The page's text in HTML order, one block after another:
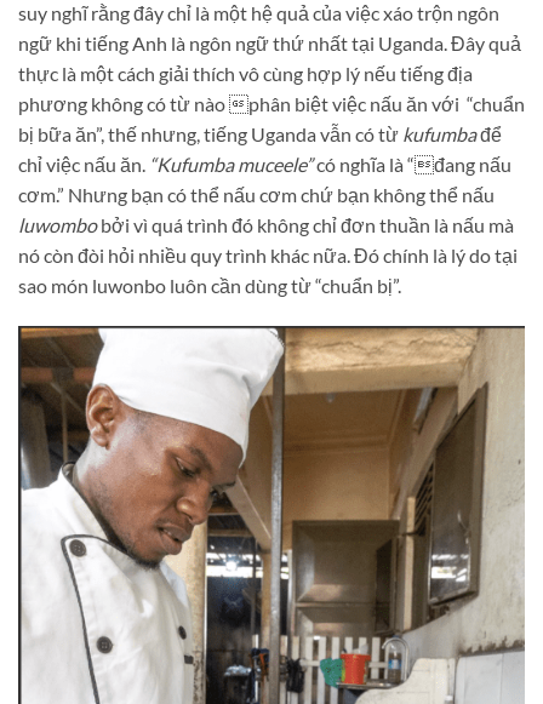
suy nghĩ rằng đây chỉ là một hệ quả của việc xáo trộn ngôn
ngữ khi tiếng Anh là ngôn ngữ thứ nhất tại Uganda. Đây quả
thực là một cách giải thích vô cùng hợp lý nếu tiếng địa
phương không có từ nào phân biệt việc nấu ăn với “chuẩn
bị bữa ăn”, thế nhưng, tiếng Uganda vẫn có từ kufumbađể
chỉ việc nấu ăn. “Kufumba muceele”có nghĩa là “đang nấu
cơm.” Nhưng bạn có thể nấu cơm chứ bạn không thể nấu
luwombobởi vì quá trình đó không chỉ đơn thuần là nấu mà
nó còn đòi hỏi nhiều quy trình khác nữa. Đó chính là lý do tại
sao món luwonbo luôn cần dùng từ “chuẩn bị”.